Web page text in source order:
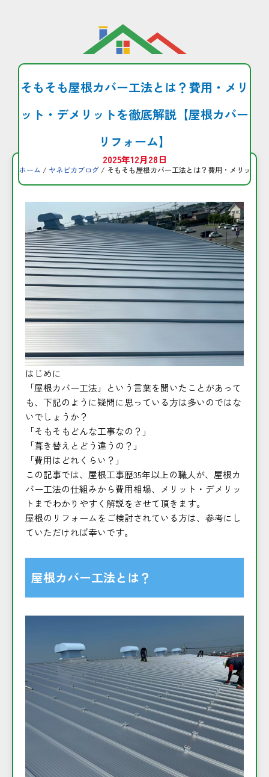
そもそも屋根カバー工法とは？費用・メリ
ット・デメリットを徹底解説【屋根カバー
リフォーム】
2025年12月28日
ホーム / ヤネピカブログ / そもそも屋根カバー工法とは？費用・メリット
はじめに
「屋根カバー工法」という言葉を聞いたことがあって
も、下記のように疑問に思っている方は多いのではな
いでしょうか？
「そもそもどんな工事なの？」
「葺き替えとどう違うの？」
「費用はどれくらい？」
この記事では、屋根工事歴35年以上の職人が、屋根カ
バー工法の仕組みから費用相場、メリット・デメリッ
トまでわかりやすく解説をさせて頂きます。
屋根のリフォームをご検討されている方は、参考にし
ていただければ幸いです。
屋根カバー工法とは？